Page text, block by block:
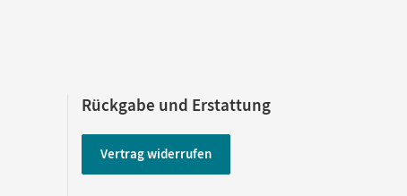
Rückgabe und Erstattung
Vertrag widerrufen